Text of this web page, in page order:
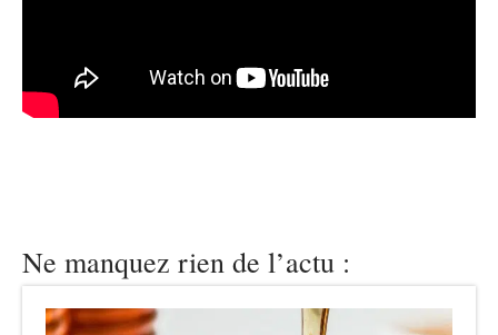
Ne manquez rien de l’actu :